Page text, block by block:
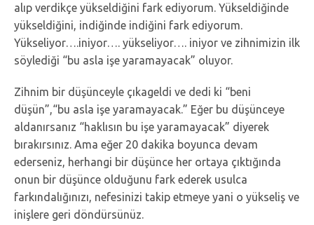
alıp verdikçe yükseldiğini fark ediyorum. Yükseldiğinde
yükseldiğini, indiğinde indiğini fark ediyorum.
Yükseliyor….iniyor…. yükseliyor…. iniyor ve zihnimizin ilk
söylediği “bu asla işe yaramayacak” oluyor.
Zihnim bir düşünceyle çıkageldi ve dedi ki “beni
düşün”,“bu asla işe yaramayacak.” Eğer bu düşünceye
aldanırsanız “haklısın bu işe yaramayacak” diyerek
bırakırsınız. Ama eğer 20 dakika boyunca devam
ederseniz, herhangi bir düşünce her ortaya çıktığında
onun bir düşünce olduğunu fark ederek usulca
farkındalığınızı, nefesinizi takip etmeye yani o yükseliş ve
inişlere geri döndürsünüz.